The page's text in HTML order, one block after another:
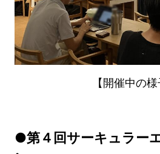
【開催中の様
●第４回サーキュラー